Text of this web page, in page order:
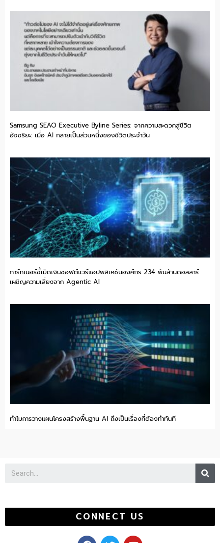
Samsung SEAO Executive Byline Series: จากความสะดวกสู่ชีวิต
อัจฉริยะ: เมื่อ AI กลายเป็นส่วนหนึ่งของชีวิตประจำวัน
การ์ทเนอร์ชี้เม็ดเงินซอฟต์แวร์แอปพลิเคชันองค์กร 234 พันล้านดอลลาร์
เผชิญความเสี่ยงจาก Agentic AI
ทำไมการวางแผนโครงสร้างพื้นฐาน AI ถึงเป็นเรื่องที่ต้องทำทันที
CONNECT US